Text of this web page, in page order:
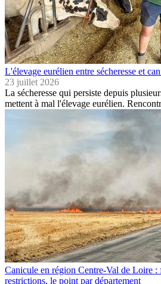
L'élevage eurélien entre sécheresse et
23 juillet 2026
La sécheresse qui persiste depuis
mettent à mal l'élevage eurélien.
Canicule en région Centre-Val de Loire :
restrictions, le point par département